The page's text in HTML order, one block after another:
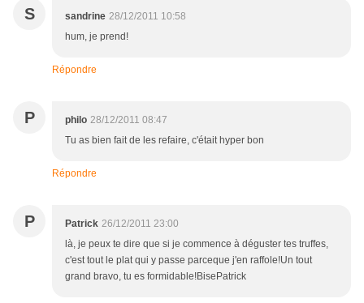
S sandrine 28/12/2011 10:58
hum, je prend!
Répondre
P philo 28/12/2011 08:47
Tu as bien fait de les refaire, c'était hyper bon
Répondre
P Patrick 26/12/2011 23:00
là, je peux te dire que si je commence à déguster tes truffes,
c'est tout le plat qui y passe parceque j'en raffole!Un tout
grand bravo, tu es formidable!BisePatrick